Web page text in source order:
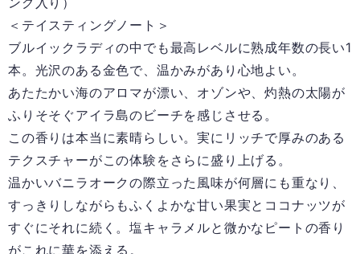
＜テイスティングノート＞
ブルイックラディの中でも最高レベルに熟成年数の長い1
本。光沢のある金色で、温かみがあり心地よい。
あたたかい海のアロマが漂い、オゾンや、灼熱の太陽が
ふりそそぐアイラ島のビーチを感じさせる。
この香りは本当に素晴らしい。実にリッチで厚みのある
テクスチャーがこの体験をさらに盛り上げる。
温かいバニラオークの際立った風味が何層にも重なり、
すっきりしながらもふくよかな甘い果実とココナッツが
すぐにそれに続く。塩キャラメルと微かなピートの香り
がこれに華を添える。